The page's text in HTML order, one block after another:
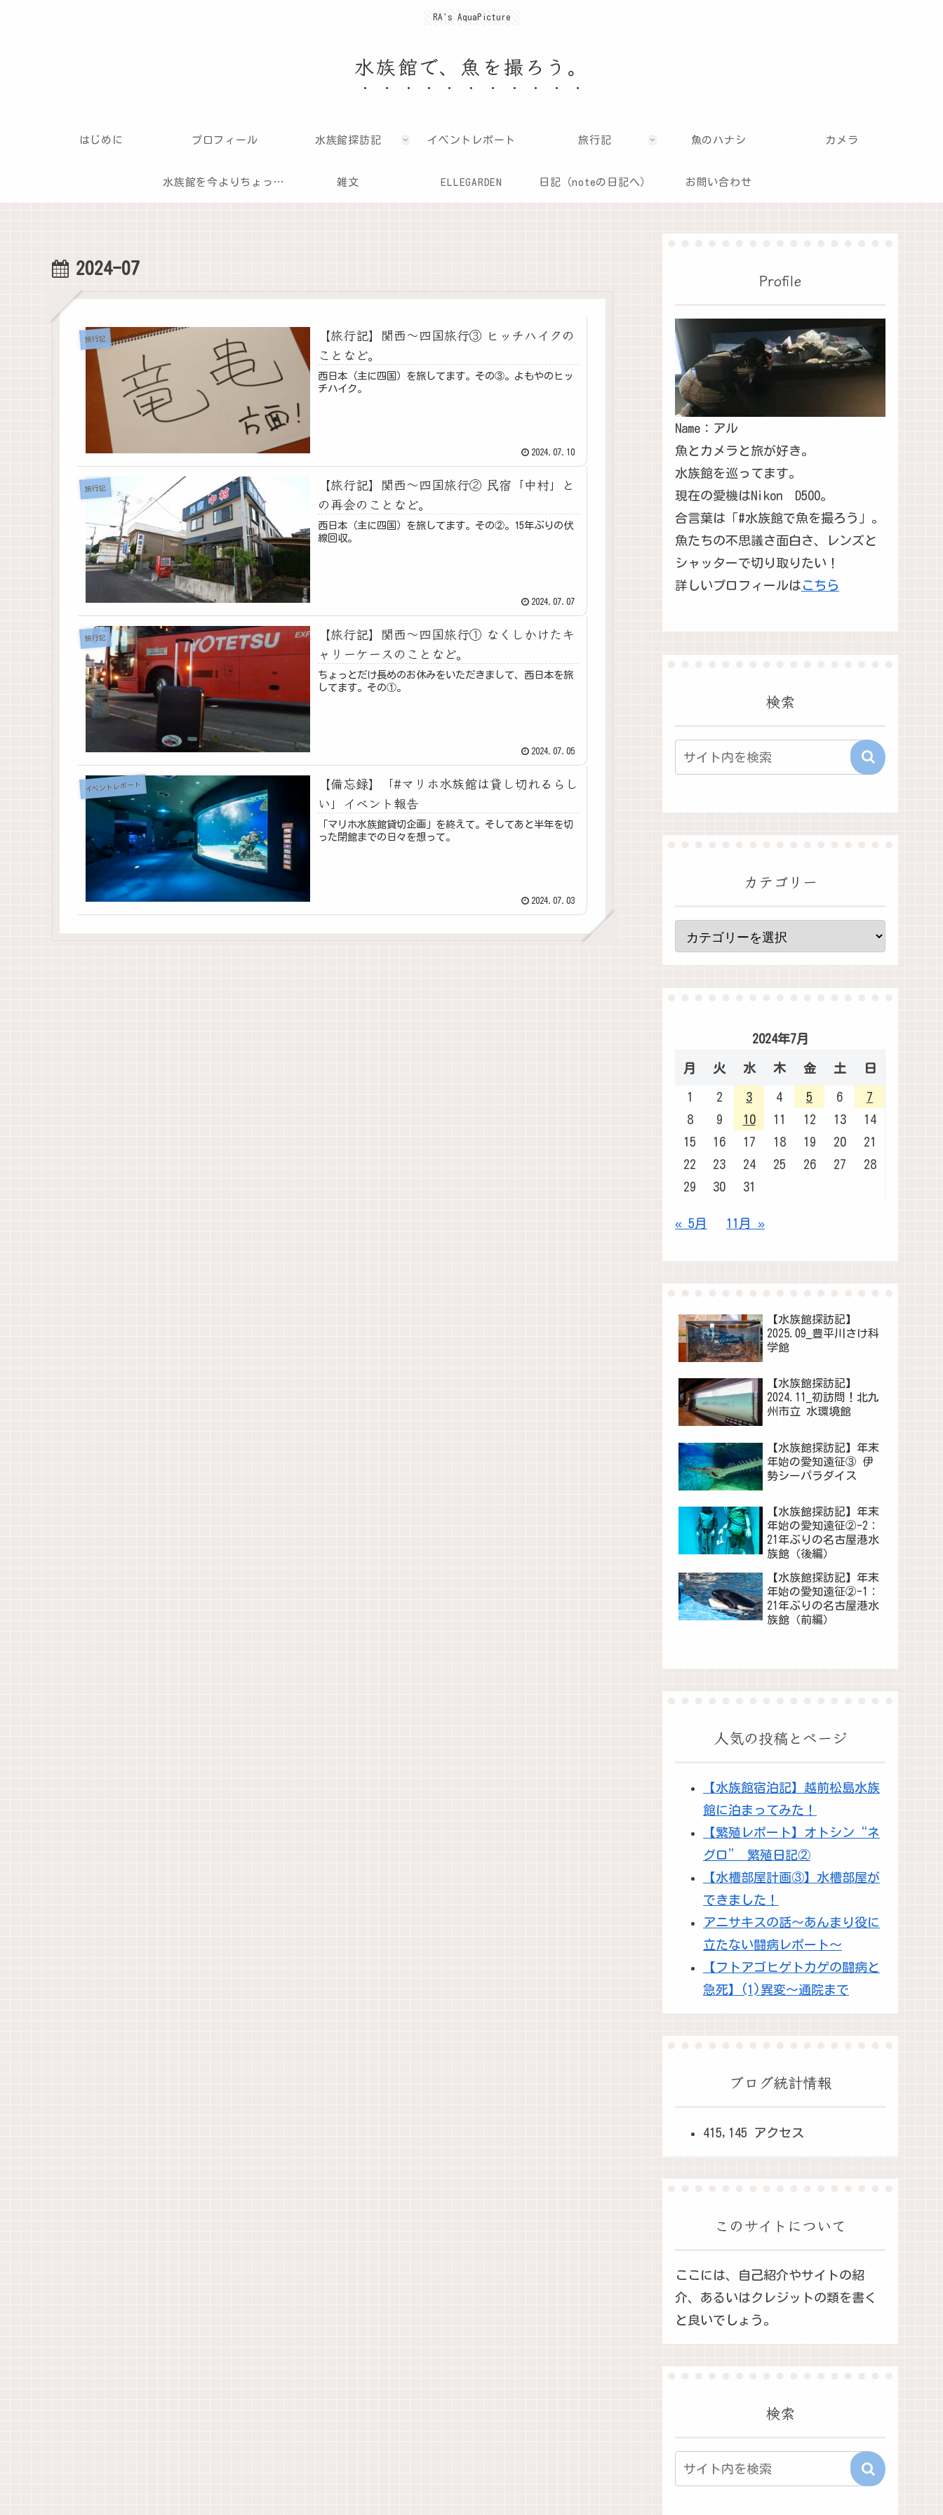
RA's AquaPicture
水族館で、魚を撮ろう。
はじめに プロフィール 水族館探訪記 イベントレポート 旅行記 魚のハナシ カメラ
水族館を今よりちょっとだけ楽しむ方法 雑文 ELLEGARDEN 日記（noteの日記へ） お問い合わせ
2024-07
旅行記
【旅行記】関西〜四国旅行③ ヒッチハイクの
ことなど。
西日本（主に四国）を旅してます。その③。よもやのヒッ
チハイク。
2024.07.10
旅行記
【旅行記】関西〜四国旅行② 民宿「中村」と
の再会のことなど。
西日本（主に四国）を旅してます。その②。15年ぶりの伏
線回収。
2024.07.07
旅行記
【旅行記】関西〜四国旅行① なくしかけたキ
ャリーケースのことなど。
ちょっとだけ長めのお休みをいただきまして、西日本を旅
してます。その①。
2024.07.05
イベントレポート
【備忘録】「#マリホ水族館は貸し切れるらし
い」イベント報告
「マリホ水族館貸切企画」を終えて。そしてあと半年を切
った閉館までの日々を想って。
2024.07.03
Profile
Name：アル
魚とカメラと旅が好き。
水族館を巡ってます。
現在の愛機はNikon D500。
合言葉は「#水族館で魚を撮ろう」。
魚たちの不思議さ面白さ、レンズと
シャッターで切り取りたい！
詳しいプロフィールは こちら
検索
カテゴリー
2024年7月
月 火 水 木 金 土 日
1 2 3 4 5 6
7
8
9 10 11 12 13
14
15
16 17 18 19 20
21
22
23 24 25 26 27
28
29
30 31
« 5月 11月 »
【水族館探訪記】
2025.09_豊平川さけ科
学館
【水族館探訪記】
2024.11_初訪問！北九
州市立 水環境館
【水族館探訪記】年末
年始の愛知遠征③ 伊
勢シーパラダイス
【水族館探訪記】年末
年始の愛知遠征②-2：
21年ぶりの名古屋港水
族館（後編）
【水族館探訪記】年末
年始の愛知遠征②-1：
21年ぶりの名古屋港水
族館（前編）
人気の投稿とページ
【水族館宿泊記】越前松島水族
館に泊まってみた！
【繁殖レポート】オトシン“ネ
グロ” 繁殖日記②
【水槽部屋計画③】水槽部屋が
できました！
アニサキスの話～あんまり役に
立たない闘病レポート～
【フトアゴヒゲトカゲの闘病と
急死】(1)異変～通院まで
ブログ統計情報
415,145 アクセス
このサイトについて
ここには、自己紹介やサイトの紹
介、あるいはクレジットの類を書く
と良いでしょう。
検索